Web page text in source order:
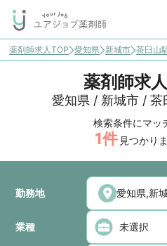
薬剤師求人TOP 愛知県 新城市 茶臼山
薬剤師求人
愛知県 / 新城市 / 茶
検索条件にマッ
1件 見つかり
勤務地
業種